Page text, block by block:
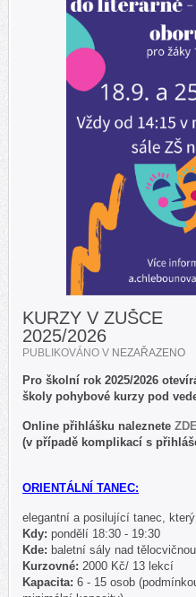
KURZY V ZUŠCE
2025/2026
PUBLIKOVÁNO V NEZAŘAZENO
Pro školní rok 2025/2026
školy pohybové kurzy pod
Online přihlášku naleznete ZDE
(v případě komplikací s
ORIENTÁLNÍ TANEC:
elegantní a posilující tanec,
Kdy: pondělí 18:30 - 19:30
Kde: baletní sály nad
Kurzovné: 2000 Kč/ 13 lekcí
Kapacita: 6 - 15 osob